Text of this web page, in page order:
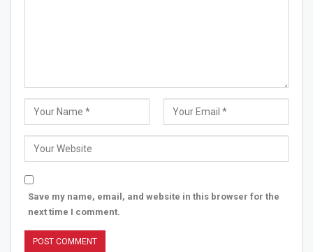
Save my name, email, and website in this browser for the
next time I comment.